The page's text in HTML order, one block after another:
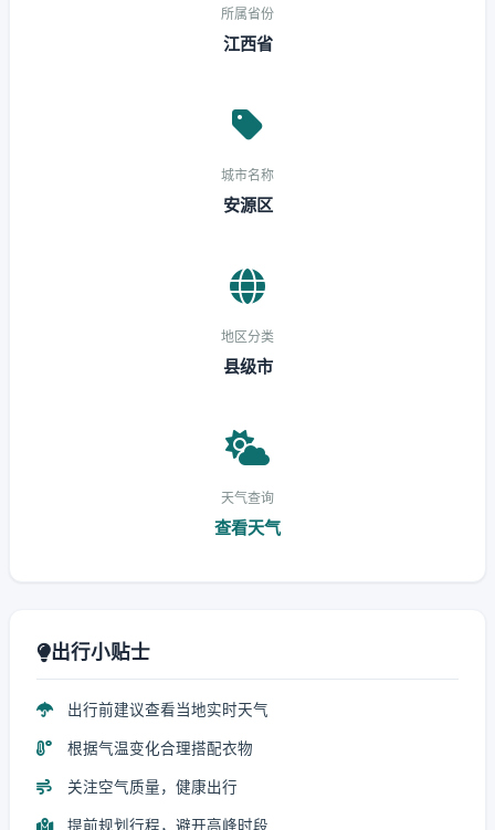
所属省份
江西省
城市名称
安源区
地区分类
县级市
天气查询
查看天气
出行小贴士
出行前建议查看当地实时天气
根据气温变化合理搭配衣物
关注空气质量，健康出行
提前规划行程，避开高峰时段